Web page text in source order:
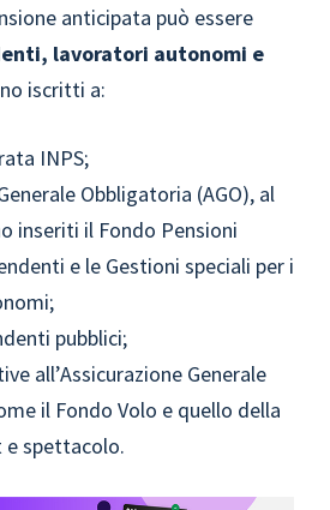
anticipata può essere
lavoratori autonomi e
iscritti a:
INPS;
Obbligatoria (AGO), al
inseriti il Fondo Pensioni
e le Gestioni speciali per i
pubblici;
all’Assicurazione Generale
il Fondo Volo e quello della
e spettacolo.